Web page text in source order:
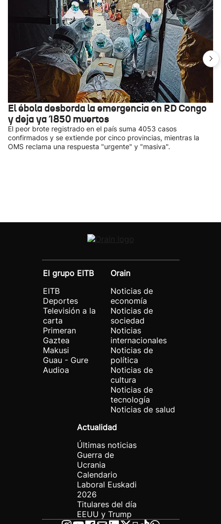
El ébola desborda la emergencia en RD Congo
y deja ya 1850 muertos
El peor brote registrado en el país suma 4053 casos
confirmados y se extiende por cinco provincias, mientras la
OMS reclama una respuesta "urgente" y "masiva".
El grupo EITB
EITB
Deportes
Televisión a la
carta
Primeran
Gaztea
Makusi
Guau - Gure
Audioa
Orain
Noticias de
economía
Noticias de
sociedad
Noticias
internacionales
Noticias de
política
Noticias de
cultura
Noticias de
tecnología
Noticias de salud
Actualidad
Últimas noticias
Guerra de
Ucrania
Calendario
Laboral Euskadi
2026
Titulares del día
EEUU y Trump